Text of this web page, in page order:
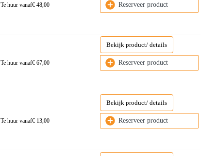
Te huur vanaf€ 48,00 Reserveer product
Te huur vanaf€ 67,00
Bekijk product/ details
Reserveer product
Te huur vanaf€ 13,00
Bekijk product/ details
Reserveer product